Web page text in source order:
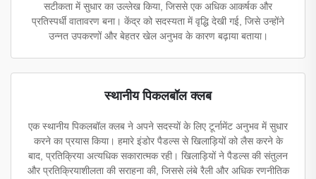
सटीकता में सुधार का उल्लेख किया, जिससे एक अधिक आकर्षक और
प्रतिस्पर्धी वातावरण बना। केंद्र को सदस्यता में वृद्धि देखी गई, जिसे उन्होंने
उन्नत उपकरणों और बेहतर खेल अनुभव के कारण बढ़ाया बताया।
स्थानीय पिकलबॉल क्लब
एक स्थानीय पिकलबॉल क्लब ने अपने सदस्यों के लिए टूर्नामेंट अनुभव में सुधार
करने का प्रयास किया। हमारे इंडोर पैडल्स से खिलाड़ियों को लैस करने के
बाद, प्रतिक्रिया अत्यधिक सकारात्मक रही। खिलाड़ियों ने पैडल्स की संतुलन
और प्रतिक्रियाशीलता की सराहना की, जिससे लंबे रैली और अधिक रणनीतिक